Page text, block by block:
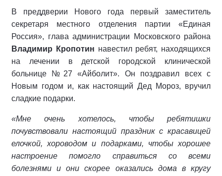
В преддверии Нового года первый заместитель
секретаря местного отделения партии «Единая
Россия», глава администрации Московского района
Владимир Кропотин навестил ребят, находящихся
на лечении в детской городской клинической
больнице №27 «Айболит». Он поздравил всех с
Новым годом и, как настоящий Дед Мороз, вручил
сладкие подарки.
«Мне очень хотелось, чтобы ребятишки
почувствовали настоящий праздник с красавицей
елочкой, хороводом и подарками, чтобы хорошее
настроение помогло справиться со всеми
болезнями и они скорее оказались дома в кругу